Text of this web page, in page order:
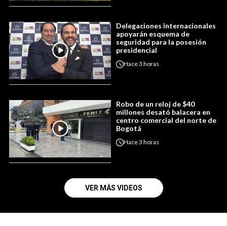
Delegaciones internacionales
apoyarán esquema de
seguridad para la posesión
presidencial
Hace3 horas
Robo de un reloj de $40
millones desató balacera en
centro comercial del norte de
Bogotá
Hace3 horas
VER MÁS VIDEOS